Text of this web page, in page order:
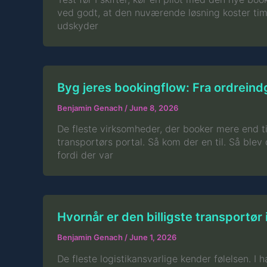
ved godt, at den nuværende løsning koster
udskyder
Byg jeres bookingflow: Fra
Benjamin Genach /June 8, 2026
De fleste virksomheder, der booker mere
transportørs portal. Så kom der en til. Så
fordi der var
Hvornår er den billigste transportør
Benjamin Genach /June 1, 2026
De fleste logistikansvarlige kender følelsen. I